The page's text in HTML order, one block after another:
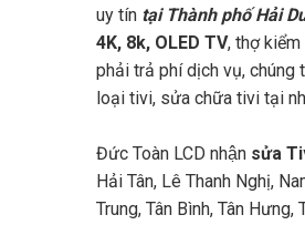
uy tín tại Thành phố Hải
4K, 8k, OLED TV, thợ
phải trả phí dịch vụ, chúng
loại tivi, sửa chữa tivi tại
Đức Toàn LCD nhận sửa
Hải Tân, Lê Thanh Nghị,
Trung, Tân Bình, Tân